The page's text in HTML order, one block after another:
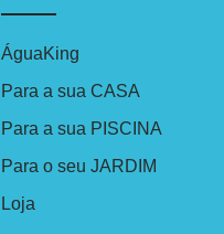
ÁguaKing
Para a sua CASA
Para a sua PISCINA
Para o seu JARDIM
Loja